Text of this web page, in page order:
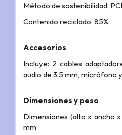
Método de sostenibilidad:
Contenido reciclado: 85%
Accesorios
Incluye: 2 cables
audio de 3.5 mm, micrófono
Dimensiones y peso
Dimensiones (alto x ancho
mm